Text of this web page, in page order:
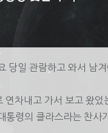
당일 관람하고 와서 남
연차내고 가서 보고 왔
통령의 클라스라는 찬사